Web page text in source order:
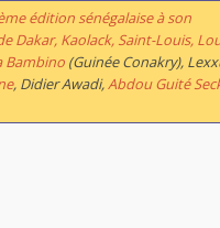
édition sénégalaise à son
Dakar, Kaolack, Saint-Louis,
Bambino (Guinée Conakry),
, Didier Awadi,Abdou Guité